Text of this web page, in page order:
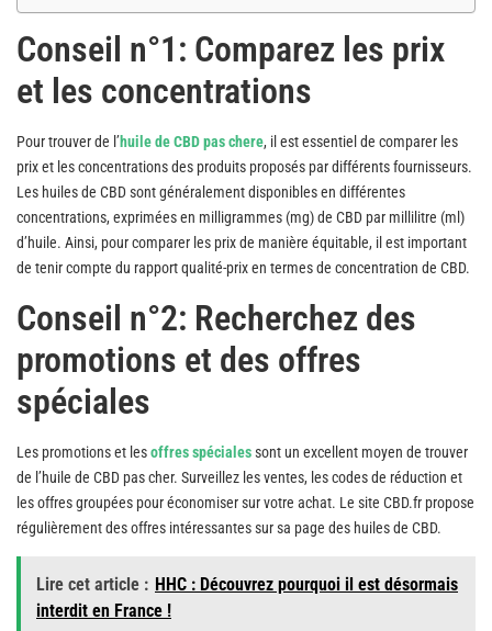
Conseil n°1: Comparez les prix
et les concentrations
Pour trouver de l’huile de CBD pas chere, il est essentiel de comparer les
prix et les concentrations des produits proposés par différents fournisseurs.
Les huiles de CBD sont généralement disponibles en différentes
concentrations, exprimées en milligrammes (mg) de CBD par millilitre (ml)
d’huile. Ainsi, pour comparer les prix de manière équitable, il est important
de tenir compte du rapport qualité-prix en termes de concentration de CBD.
Conseil n°2: Recherchez des
promotions et des offres
spéciales
Les promotions et lesoffres spécialessont un excellent moyen de trouver
de l’huile de CBD pas cher. Surveillez les ventes, les codes de réduction et
les offres groupées pour économiser sur votre achat. Le site CBD.fr propose
régulièrement des offres intéressantes sur sa page des huiles de CBD.
Lire cet article : HHC : Découvrez pourquoi il est désormais
interdit en France !